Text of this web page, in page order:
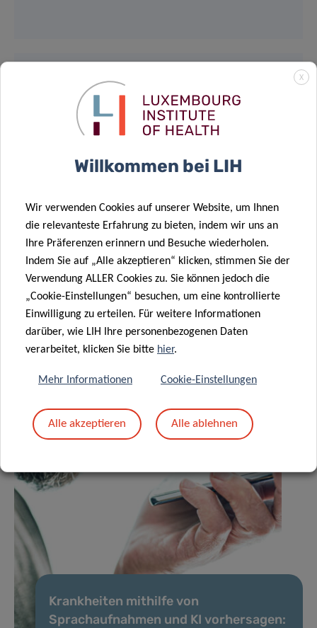
GENERAL INFORMATION
Teilen auf
Ähnliche News
Krankheiten mithilfe von
Sprachaufnahmen und KI vorhersagen:
X
Willkommen bei LIH
Wir verwenden Cookies auf unserer Website, um Ihnen
die relevanteste Erfahrung zu bieten, indem wir uns an
Ihre Präferenzen erinnern und Besuche wiederholen.
Indem Sie auf „Alle akzeptieren“ klicken, stimmen Sie der
Verwendung ALLER Cookies zu. Sie können jedoch die
„Cookie-Einstellungen“ besuchen, um eine kontrollierte
Einwilligung zu erteilen. Für weitere Informationen
darüber, wie LIH Ihre personenbezogenen Daten
verarbeitet, klicken Sie bitte hier.
Mehr Informationen Cookie-Einstellungen
Alle akzeptieren Alle ablehnen